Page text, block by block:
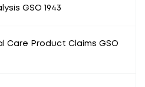
GSO 1943
Care Product Claims GSO